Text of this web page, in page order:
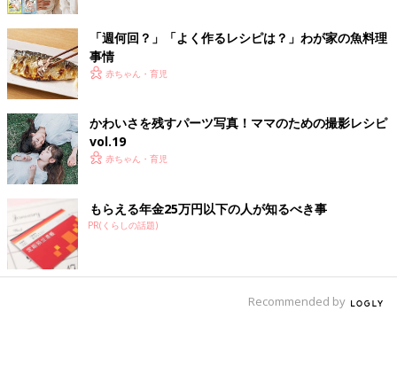
「週何回？」「よく作るレシピは？」わが家の魚料理
事情
赤ちゃん・育児
かわいさを残すパーツ写真！ママのための撮影レシピ
vol.19
赤ちゃん・育児
もらえる年金25万円以下の人が知るべき事
PR(くらしの話題)
Recommended by